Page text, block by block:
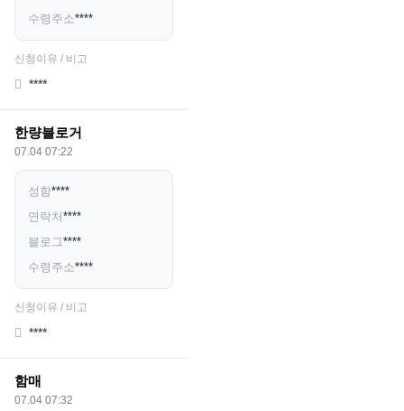
수령주소****
신청이유 / 비고
****
한량블로거
07.04 07:22
성함****
연락처 ****
블로그****
수령주소****
신청이유 / 비고
****
함매
07.04 07:32